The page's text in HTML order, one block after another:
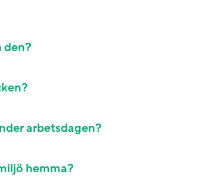
den?
arbetsdagen?
hemma?